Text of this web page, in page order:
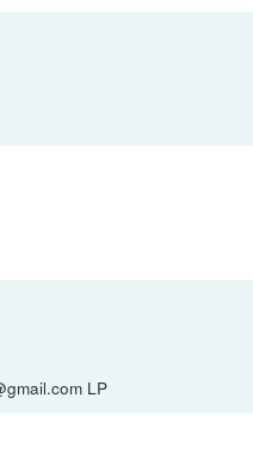
LP